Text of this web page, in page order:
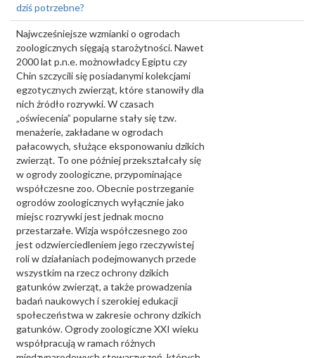
dziś potrzebne?
Najwcześniejsze wzmianki o ogrodach
zoologicznych sięgają starożytności. Nawet
2000 lat p.n.e. możnowładcy Egiptu czy
Chin szczycili się posiadanymi kolekcjami
egzotycznych zwierząt, które stanowiły dla
nich źródło rozrywki. W czasach
„oświecenia” popularne stały się tzw.
menażerie, zakładane w ogrodach
pałacowych, służące eksponowaniu dzikich
zwierząt. To one później przekształcały się
w ogrody zoologiczne, przypominające
współczesne zoo. Obecnie postrzeganie
ogrodów zoologicznych wyłącznie jako
miejsc rozrywki jest jednak mocno
przestarzałe. Wizja współczesnego zoo
jest odzwierciedleniem jego rzeczywistej
roli w działaniach podejmowanych przede
wszystkim na rzecz ochrony dzikich
gatunków zwierząt, a także prowadzenia
badań naukowych i szerokiej edukacji
społeczeństwa w zakresie ochrony dzikich
gatunków. Ogrody zoologiczne XXI wieku
współpracują w ramach różnych